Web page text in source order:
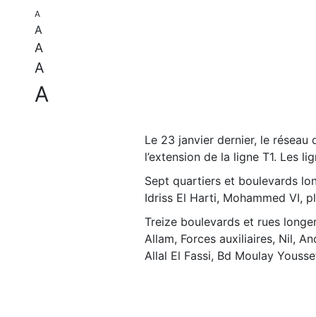
A
A
A
A
A
Le 23 janvier dernier, le réseau
l’extension de la ligne T1. Les
Sept quartiers et boulevards
Idriss El Harti, Mohammed VI,
Treize boulevards et rues
Allam, Forces auxiliaires, Nil,
Allal El Fassi, Bd Moulay